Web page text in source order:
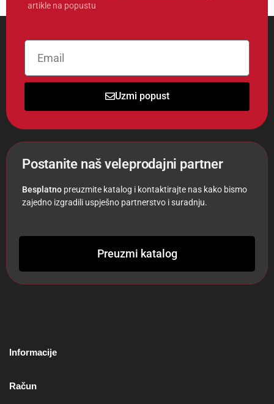
artikle na popustu
Uzmi popust
Postanite naš veleprodajni partner
Besplatno preuzmite katalog i kontaktirajte nas kako bismo
zajedno izgradili uspješno partnerstvo i suradnju.
Preuzmi katalog
Informacije
Račun